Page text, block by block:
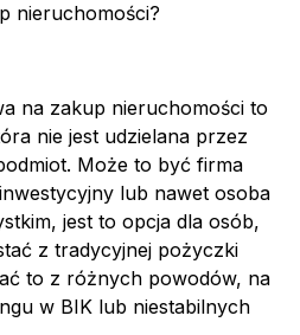
nieruchomości?
na zakup nieruchomości to
nie jest udzielana przez
Może to być firma
lub nawet osoba
jest to opcja dla osób,
z tradycyjnej pożyczki
to z różnych powodów, na
w BIK lub niestabilnych